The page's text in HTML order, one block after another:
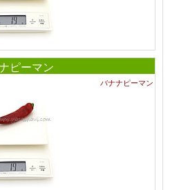
ピーマン
バナナピーマン